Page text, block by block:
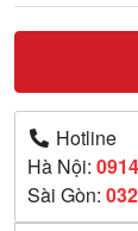
Hotline
Hà Nội:
Sài Gòn: